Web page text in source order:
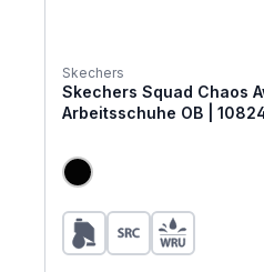
Skechers
Skechers Squad Chaos
Arbeitsschuhe OB |